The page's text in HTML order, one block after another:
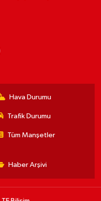
Hava Durumu
Trafik Durumu
Tüm Manşetler
Haber Arşivi